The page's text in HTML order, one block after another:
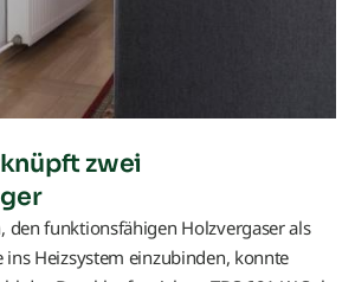
zwei
den funktionsfähigen Holzvergaser als
Heizsystem einzubinden, konnte